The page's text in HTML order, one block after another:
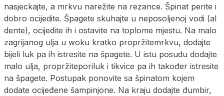
nasjeckajte, a mrkvu narežite na rezance. Špinat perite i
dobro ocijedite. Špagete skuhajte u neposoljenoj vodi (al
dente), ocijedite ih i ostavite na toplome mjestu. Na malo
zagrijanog ulja u woku kratko propržitemrkvu, dodajte
bijeli luk pa ih istresite na špagete. U istu posudu dodajte
malo ulja, propržiteporiluk i tikvice pa ih također istresite
na špagete. Postupak ponovite sa špinatom kojem
dodate ocijeđene šampinjone. Na kraju dodajte đumbir,